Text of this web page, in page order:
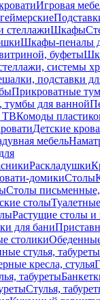
Игровая
Шкафы
Шкафы-пеналы
буфеты
системы
подставки
Прикроватные
для ванной
ТВКомоды
Детские
мебель
Раскладушки
домикиСтолы
Столы письменные,
столы
Растущие столы и
для бани
столики
стулья, табуреты
кресла, стулья
табуреты
Стулья,